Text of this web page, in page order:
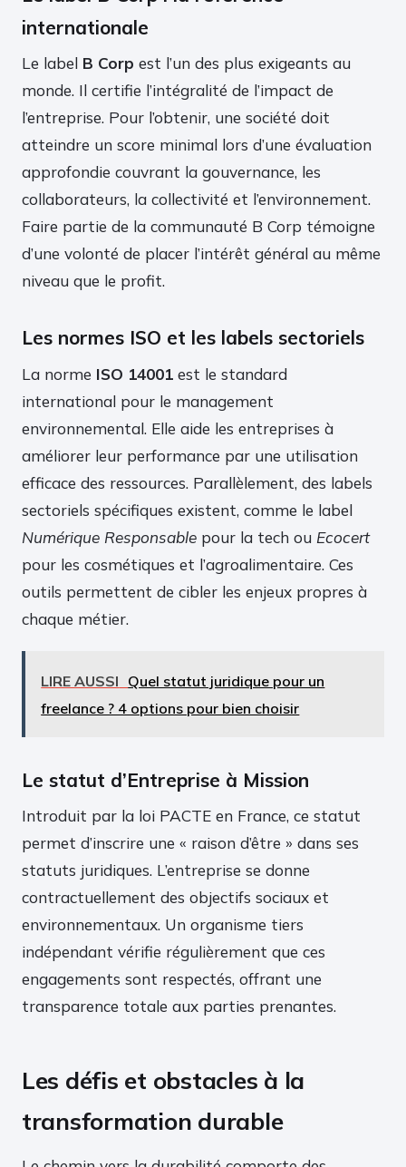
internationale
Le label B Corp est l’un des plus exigeants au
monde. Il certifie l’intégralité de l’impact de
l’entreprise. Pour l’obtenir, une société doit
atteindre un score minimal lors d’une évaluation
approfondie couvrant la gouvernance, les
collaborateurs, la collectivité et l’environnement.
Faire partie de la communauté B Corp témoigne
d’une volonté de placer l’intérêt général au même
niveau que le profit.
Les normes ISO et les labels sectoriels
La norme ISO 14001 est le standard
international pour le management
environnemental. Elle aide les entreprises à
améliorer leur performance par une utilisation
efficace des ressources. Parallèlement, des labels
sectoriels spécifiques existent, comme le label
Numérique Responsable pour la tech ou Ecocert
pour les cosmétiques et l’agroalimentaire. Ces
outils permettent de cibler les enjeux propres à
chaque métier.
LIRE AUSSI Quel statut juridique pour un
freelance ? 4 options pour bien choisir
Le statut d’Entreprise à Mission
Introduit par la loi PACTE en France, ce statut
permet d’inscrire une « raison d’être » dans ses
statuts juridiques. L’entreprise se donne
contractuellement des objectifs sociaux et
environnementaux. Un organisme tiers
indépendant vérifie régulièrement que ces
engagements sont respectés, offrant une
transparence totale aux parties prenantes.
Les défis et obstacles à la
transformation durable